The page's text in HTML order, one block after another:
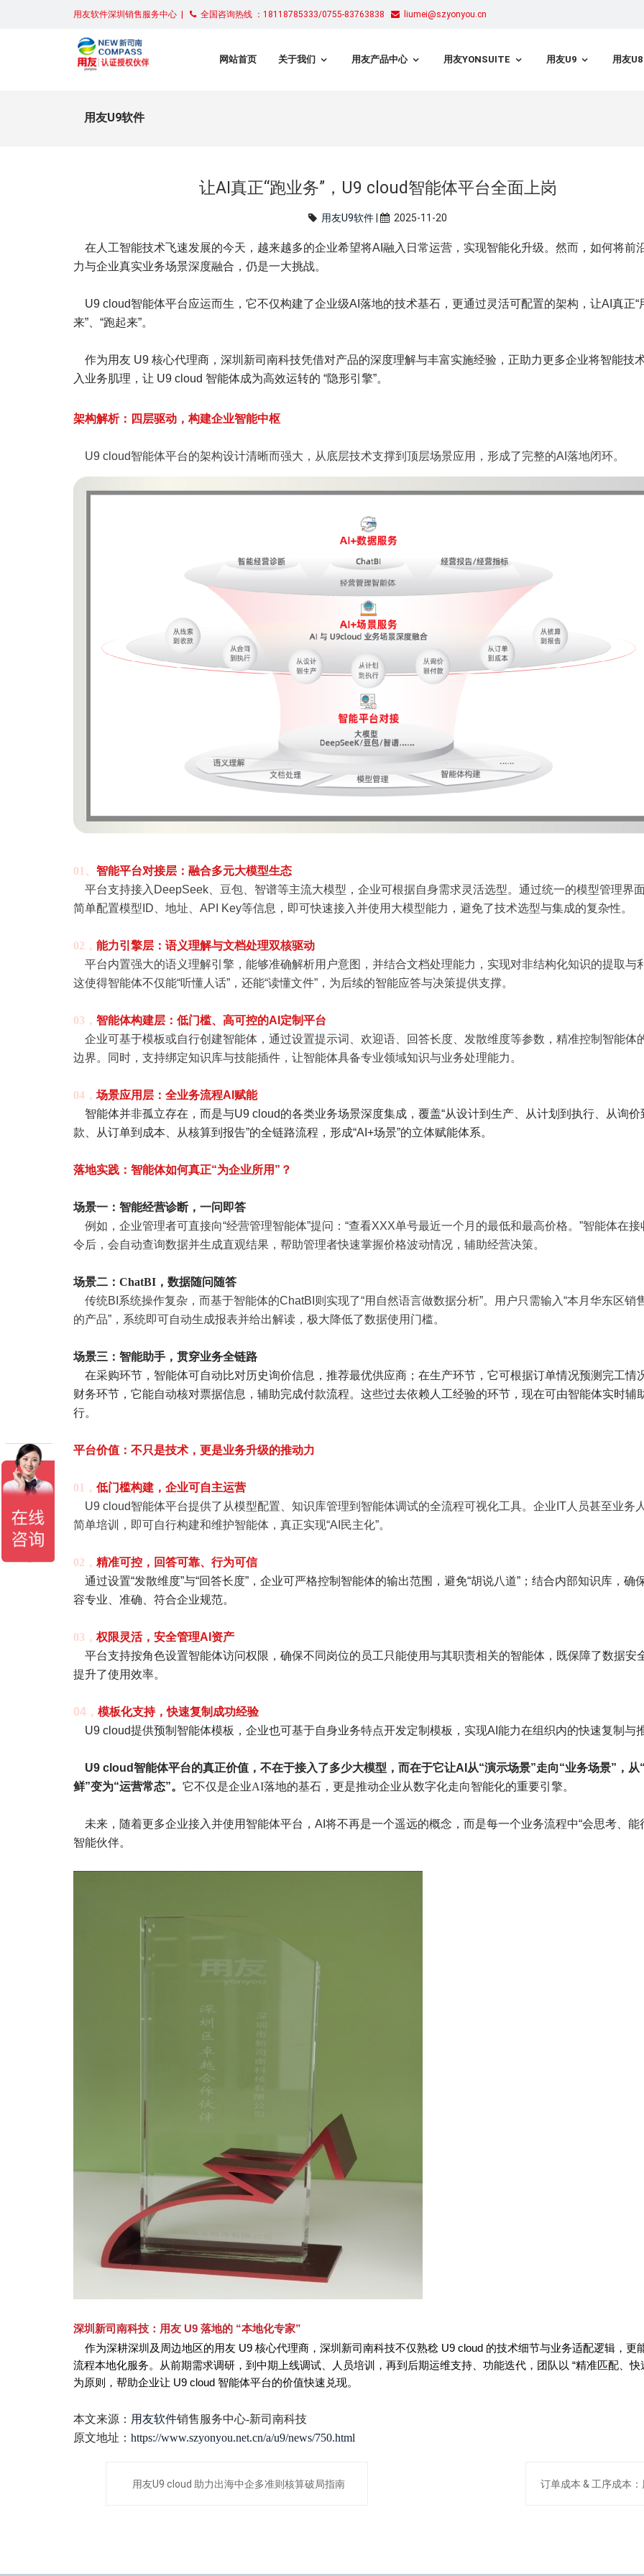
用友软件深圳销售服务中心 | 全国咨询热线 ：18118785333/0755-83763838 liumei@szyonyou.cn
网站首页 关于我们 用友产品中心 用友YONSUITE 用友U9 用友U8
用友U9软件
让AI真正“跑业务”，U9 cloud智能体平台全面上岗
用友U9软件 | 2025-11-20
在人工智能技术飞速发展的今天，越来越多的企业希望将AI融入日常运营，实现智能化升级。然而，如何将前
力与企业真实业务场景深度融合，仍是一大挑战。
U9 cloud智能体平台应运而生，它不仅构建了企业级AI落地的技术基石，更通过灵活可配置的架构，让AI真正“
来”、“跑起来”。
作为用友 U9 核心代理商，深圳新司南科技凭借对产品的深度理解与丰富实施经验，正助力更多企业将智能技
入业务肌理，让 U9 cloud 智能体成为高效运转的 “隐形引擎”。
架构解析：四层驱动，构建企业智能中枢
U9 cloud智能体平台的架构设计清晰而强大，从底层技术支撑到顶层场景应用，形成了完整的AI落地闭环。
01、 智能平台对接层：融合多元大模型生态
平台支持接入DeepSeek、豆包、智谱等主流大模型，企业可根据自身需求灵活选型。通过统一的模型管理界
简单配置模型ID、地址、API Key等信息，即可快速接入并使用大模型能力，避免了技术选型与集成的复杂性。
02， 能力引擎层：语义理解与文档处理双核驱动
平台内置强大的语义理解引擎，能够准确解析用户意图，并结合文档处理能力，实现对非结构化知识的提取与
这使得智能体不仅能“听懂人话”，还能“读懂文件”，为后续的智能应答与决策提供支撑。
03， 智能体构建层：低门槛、 高可控的AI定制平台
企业可基于模板或自行创建智能体，通过设置提示词、欢迎语、回答长度、发散维度等参数，精准控制智能体
边界。同时，支持绑定知识库与技能插件，让智能体具备专业领域知识与业务处理能力。
04， 场景应用层：全业务流程AI赋能
智能体并非孤立存在，而是与U9 cloud的各类业务场景深度集成，覆盖“从设计到生产、从计划到执行、从询价
款、从订单到成本、从核算到报告”的全链路流程，形成“AI+场景”的立体赋能体系。
落地实践：智能体如何真正“为企业所用”？
场景一：智能经营诊断，一问即答
例如，企业管理者可直接向“经营管理智能体”提问：“查看XXX单号最近一个月的最低和最高价格。”智能体在接
令后，会自动查询数据并生成直观结果，帮助管理者快速掌握价格波动情况，辅助经营决策。
场景二： ChatBI ，数据随问随答
传统BI系统操作复杂，而基于智能体的ChatBI则实现了“用自然语言做数据分析”。用户只需输入“本月华东区销
的产品”，系统即可自动生成报表并给出解读，极大降低了数据使用门槛。
场景三：智能助手，贯穿业务全链路
在采购环节，智能体可自动比对历史询价信息，推荐最优供应商；在生产环节，它可根据订单情况预测完工情
财务环节，它能自动核对票据信息，辅助完成付款流程。这些过去依赖人工经验的环节，现在可由智能体实时辅
行。
平台价值：不只是技术， 更是业务升级的推动力
01， 低门槛构建，企业可自主运营
U9 cloud智能体平台提供了从模型配置、知识库管理到智能体调试的全流程可视化工具。企业IT人员甚至业务
简单培训，即可自行构建和维护智能体，真正实现“AI民主化”。
02， 精准可控，回答可靠、行为可信
通过设置“发散维度”与“回答长度”，企业可严格控制智能体的输出范围，避免“胡说八道”；结合内部知识库，确
容专业、准确、符合企业规范。
03，权限灵活，安全管理AI资产
平台支持按角色设置智能体访问权限，确保不同岗位的员工只能使用与其职责相关的智能体，既保障了数据安
提升了使用效率。
04， 模板化支持，快速复制成功经验
U9 cloud提供预制智能体模板，企业也可基于自身业务特点开发定制模板，实现AI能力在组织内的快速复制与推
U9 cloud智能体平台的真正价值，不在于接入了多少大模型，而在于它让AI从“演示场景”走向“业务场景”，从
鲜”变为“运营常态”。 它不仅是企业AI落地的基石，更是推动企业从数字化走向智能化的重要引擎。
未来，随着更多企业接入并使用智能体平台，AI将不再是一个遥远的概念，而是每一个业务流程中“会思考、能
智能伙伴。
深圳新司南科技：用友 U9 落地的 “本地化专家”
作为深耕深圳及周边地区的用友 U9 核心代理商，深圳新司南科技不仅熟稔 U9 cloud 的技术细节与业务适配逻辑，更
流程本地化服务。从前期需求调研，到中期上线调试、人员培训，再到后期运维支持、功能迭代，团队以 “精准匹配、快
为原则，帮助企业让 U9 cloud 智能体平台的价值快速兑现。
本文来源： 用友软件销售服务中心-新司南科技
原文地址： https://www.szyonyou.net.cn/a/u9/news/750.html
用友U9 cloud 助力出海中企多准则核算破局指南 订单成本 & 工序成本